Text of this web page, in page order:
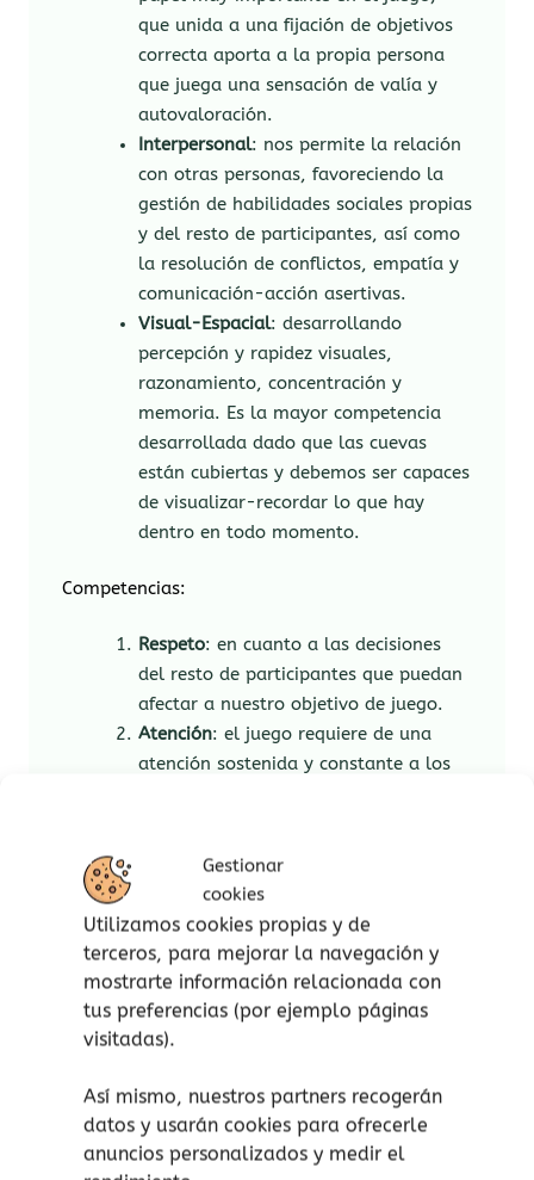
Gestionar
cookies
Utilizamos cookies propias y de
terceros, para mejorar la navegación y
mostrarte información relacionada con
tus preferencias (por ejemplo páginas
visitadas).
Así mismo, nuestros partners recogerán
datos y usarán cookies para ofrecerle
anuncios personalizados y medir el
que unida a una fijación de objetivos
correcta aporta a la propia persona
que juega una sensación de valía y
autovaloración.
Interpersonal: nos permite la relación
con otras personas, favoreciendo la
gestión de habilidades sociales propias
y del resto de participantes, así como
la resolución de conflictos, empatía y
comunicación-acción asertivas.
Visual-Espacial: desarrollando
percepción y rapidez visuales,
razonamiento, concentración y
memoria. Es la mayor competencia
desarrollada dado que las cuevas
están cubiertas y debemos ser capaces
de visualizar-recordar lo que hay
dentro en todo momento.
Competencias:
Respeto: en cuanto a las decisiones
del resto de participantes que puedan
afectar a nuestro objetivo de juego.
Atención: el juego requiere de una
atención sostenida y constante a los
reaccionar a posibles contratiempos.
Razonamiento
extracción de conclusiones en cada
jugada y permitiéndonos actuar en
consecuencia, teniendo en cuenta el
movimiento de los peones que
participan en el juego y de los que no,
en cada jugada.
Capacidad de asociación:
estableciendo relaciones entre